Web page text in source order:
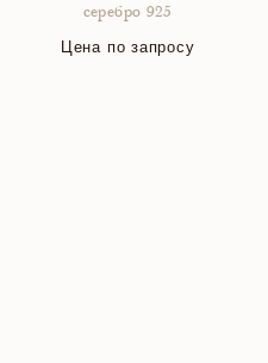
серебро 925
Цена по запросу